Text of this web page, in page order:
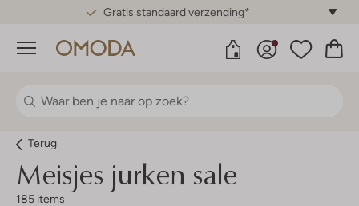
Gratis standaard verzending*
Menu
Terug
Meisjes jurken sale
185 items